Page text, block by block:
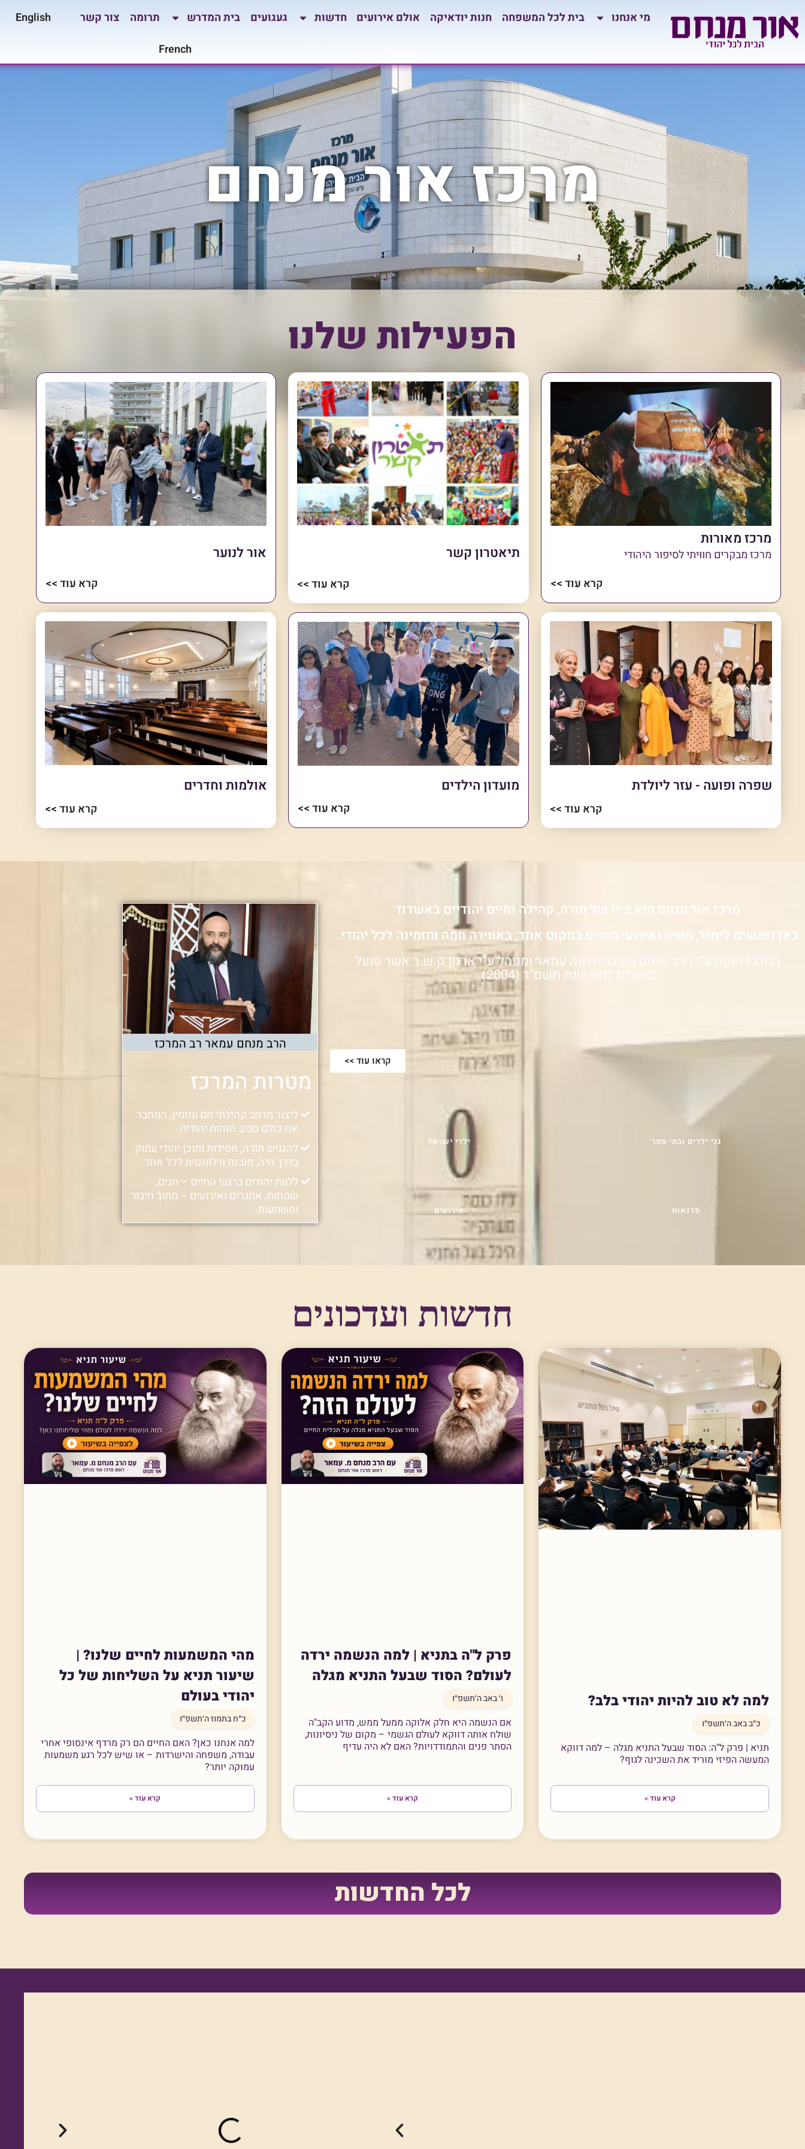
מי אנחנו בית לכל המשפחה חנות יודאיקה אולם אירועים חדשות געגועים בית המדרש תרומה צור קשר
English
French
מרכז אור מנחם
הפעילות שלנו
מרכז מאורות
מרכז מבקרים חוויתי לסיפור היהודי
קרא עוד >>
תיאטרון קשר
קרא עוד >>
אור לנוער
קרא עוד >>
שפרה ופועה - עזר ליולדת
קרא עוד >>
מועדון הילדים
קרא עוד >>
אולמות וחדרים
קרא עוד >>
מרכז אור מנחם הוא בית של תורה, קהילה וחיים יהודיים באשדוד
כאן נפגשים לימוד, חוויה ואירועי החיים במקום אחד, באווירה חמה ומזמינה לכל יהודי.
המרכז הוקם ע"י הרב מנחם והרבנית חנה עמאר ומנוהל ע"י ארגון ק.ש.ר אשר פועל
באשדוד מאז שנת תשס"ד (2004).
קראו עוד >>
גני ילדים ובתי ספר ילדי ישראל
סדנאות אירועים
הרב מנחם עמאר רב המרכז
מטרות המרכז
ליצור מרחב קהילתי חם ומזמין, המחבר
את כולם סביב הזהות יהודית.
להנגיש תורה, חסידות ותוכן יהודי עמוק
בדרך חיה, מובנת ורלוונטית לכל אחד.
ללוות יהודים ברגעי החיים – חגים,
שמחות, אתגרים ואירועים – מתוך חיבור
ומשמעות.
חדשות ועדכונים
למה לא טוב להיות יהודי בלב?
כ״ב באב ה׳תשפ״ו
תניא | פרק ל"ה: הסוד שבעל התניא מגלה – למה דווקא
המעשה הפיזי מוריד את השכינה לגוף?
קרא עוד »
פרק ל"ה בתניא | למה הנשמה ירדה
לעולם? הסוד שבעל התניא מגלה
ו׳ באב ה׳תשפ״ו
אם הנשמה היא חלק אלוקה ממעל ממש, מדוע הקב"ה
שולח אותה דווקא לעולם הגשמי – מקום של ניסיונות,
הסתר פנים והתמודדויות? האם לא היה עדיף
קרא עוד »
מהי המשמעות לחיים שלנו? |
שיעור תניא על השליחות של כל
יהודי בעולם
כ״ח בתמוז ה׳תשפ״ו
למה אנחנו כאן? האם החיים הם רק מרדף אינסופי אחרי
עבודה, משפחה והישרדות – או שיש לכל רגע משמעות
עמוקה יותר?
קרא עוד »
לכל החדשות